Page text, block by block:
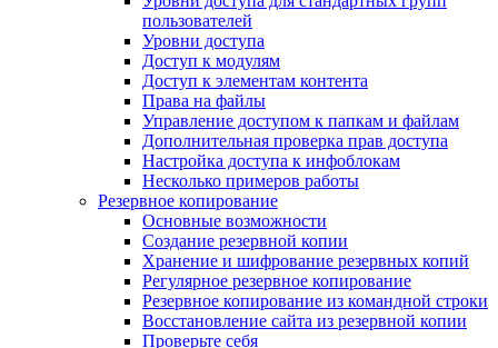
пользователей
Уровни доступа
Доступ к модулям
Доступ к элементам контента
Права на файлы
Управление доступом к папкам и файлам
Дополнительная проверка прав доступа
Настройка доступа к инфоблокам
Несколько примеров работы
Резервное копирование
Основные возможности
Создание резервной копии
Хранение и шифрование резервных копий
Регулярное резервное копирование
Резервное копирование из командной строки
Восстановление сайта из резервной копии
Проверьте себя